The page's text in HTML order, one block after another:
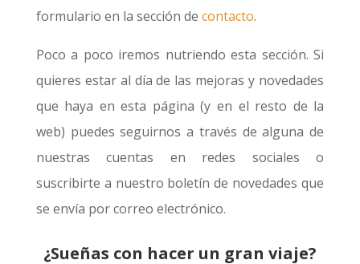
formulario en la sección de contacto.
Poco a poco iremos nutriendo esta sección. Si
quieres estar al día de las mejoras y novedades
que haya en esta página (y en el resto de la
web) puedes seguirnos a través de alguna de
nuestras cuentas en redes sociales o
suscribirte a nuestro boletín de novedades que
se envía por correo electrónico.
¿Sueñas con hacer un gran viaje?